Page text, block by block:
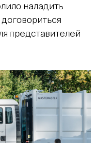
наладить
представителей